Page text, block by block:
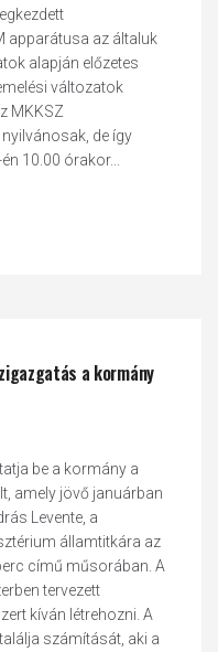
apparátusa az általuk
alapján előzetes
változatok
MKKSZ
de így
10.00 órakor...
a kormány
be a kormány a
amely jövő januárban
Levente, a
államtitkára az
című műsorában. A
tervezett
kíván létrehozni. A
számítását, aki a